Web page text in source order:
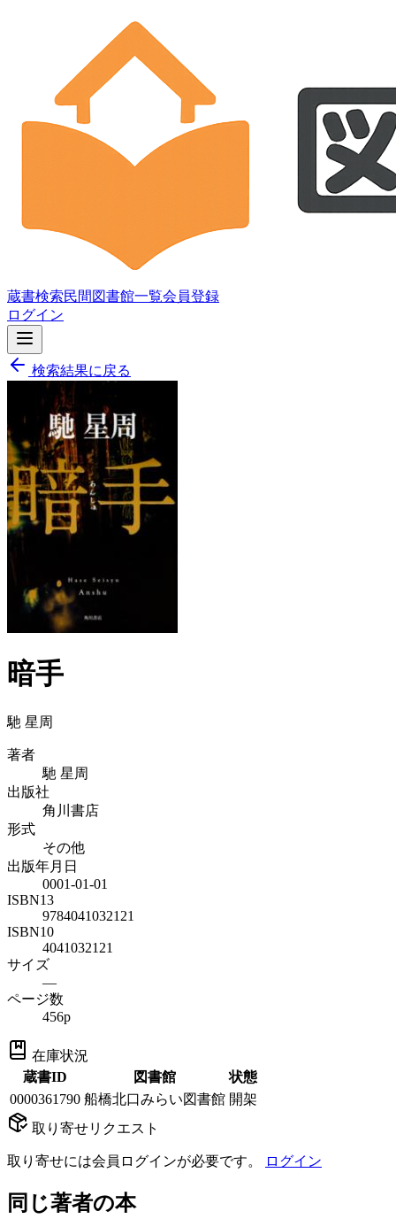
蔵書検索民間図書館一覧会員登録
ログイン
検索結果に戻る
暗手
馳 星周
著者
馳 星周
出版社
角川書店
形式
その他
出版年月日
0001-01-01
ISBN13
9784041032121
ISBN10
4041032121
サイズ
—
ページ数
456p
在庫状況
蔵書ID
図書館
状態
0000361790 船橋北口みらい図書館 開架
取り寄せリクエスト
取り寄せには会員ログインが必要です。 ログイン
同じ著者の本